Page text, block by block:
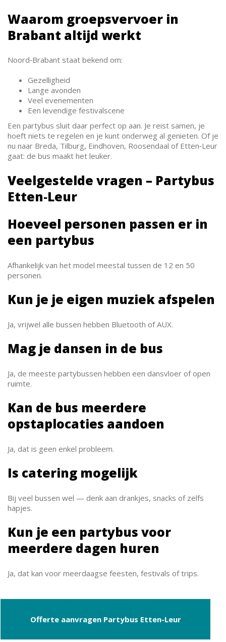
Waarom groepsvervoer in
Brabant altijd werkt
Noord‑Brabant staat bekend om:
Gezelligheid
Lange avonden
Veel evenementen
Een levendige festivalscene
Een partybus sluit daar perfect op aan. Je reist samen, je
hoeft niets te regelen en je kunt onderweg al genieten. Of je
nu naar Breda, Tilburg, Eindhoven, Roosendaal of Etten‑Leur
gaat: de bus maakt het leuker.
Veelgestelde vragen – Partybus
Etten‑Leur
Hoeveel personen passen er in
een partybus
Afhankelijk van het model meestal tussen de 12 en 50
personen.
Kun je je eigen muziek afspelen
Ja, vrijwel alle bussen hebben Bluetooth of AUX.
Mag je dansen in de bus
Ja, de meeste partybussen hebben een dansvloer of open
ruimte.
Kan de bus meerdere
opstaplocaties aandoen
Ja, dat is geen enkel probleem.
Is catering mogelijk
Bij veel bussen wel — denk aan drankjes, snacks of zelfs
hapjes.
Kun je een partybus voor
meerdere dagen huren
Ja, dat kan voor meerdaagse feesten, festivals of trips.
Offerte aanvragen Partybus Etten-Leur